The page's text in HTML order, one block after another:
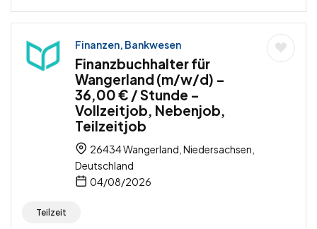
Finanzen, Bankwesen
Finanzbuchhalter für
Wangerland (m/w/d) –
36,00 € / Stunde –
Vollzeitjob, Nebenjob,
Teilzeitjob
26434 Wangerland, Niedersachsen,
Deutschland
04/08/2026
Teilzeit